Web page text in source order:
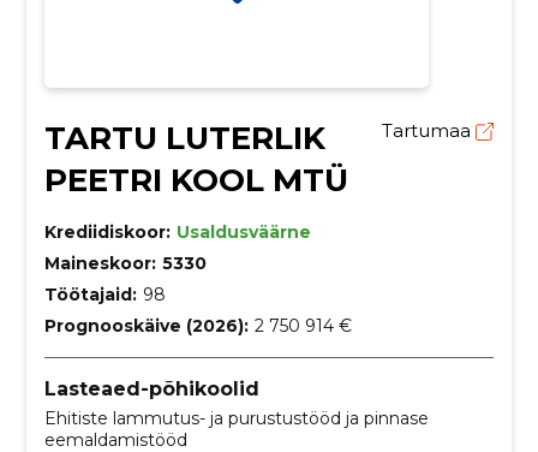
TARTU LUTERLIK
PEETRI KOOL MTÜ
Tartumaa
Krediidiskoor: Usaldusväärne
Maineskoor: 5330
Töötajaid: 98
Prognooskäive (2026): 2 750 914 €
Lasteaed-põhikoolid
Ehitiste lammutus- ja purustustööd ja pinnase
eemaldamistööd